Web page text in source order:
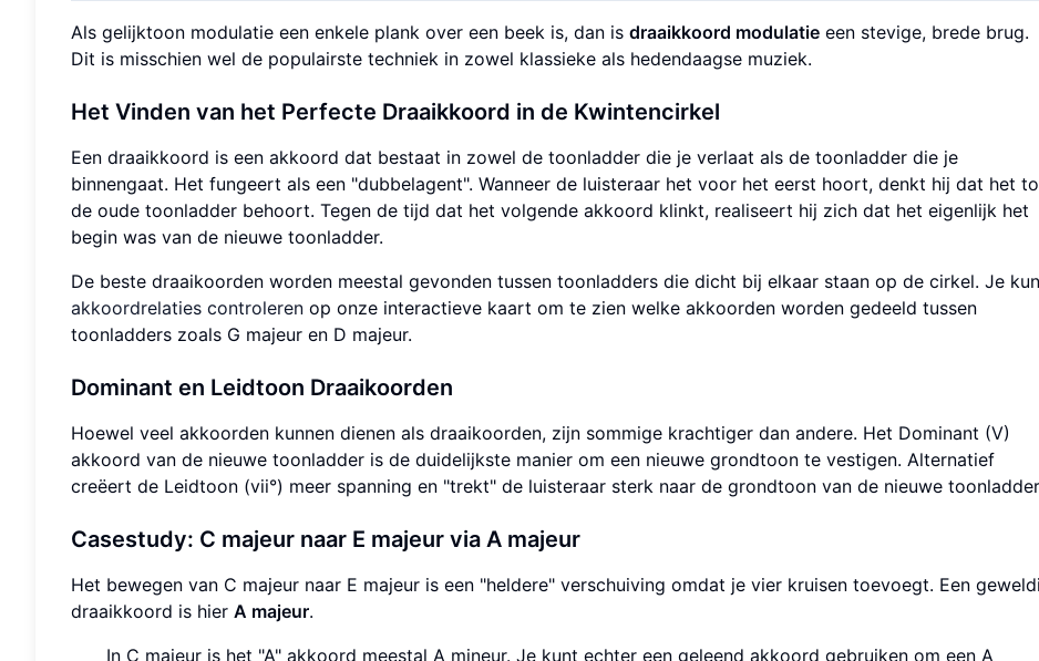
Als gelijktoon modulatie een enkele plank over een beek is, dan is draaikkoord modulatie een stevige, brede brug.
Dit is misschien wel de populairste techniek in zowel klassieke als hedendaagse muziek.
Het Vinden van het Perfecte Draaikkoord in de Kwintencirkel
Een draaikkoord is een akkoord dat bestaat in zowel de toonladder die je verlaat als de toonladder die je
binnengaat. Het fungeert als een "dubbelagent". Wanneer de luisteraar het voor het eerst hoort, denkt hij dat het
de oude toonladder behoort. Tegen de tijd dat het volgende akkoord klinkt, realiseert hij zich dat het eigenlijk het
begin was van de nieuwe toonladder.
De beste draaikoorden worden meestal gevonden tussen toonladders die dicht bij elkaar staan op de cirkel. Je
akkoordrelaties controleren op onze interactieve kaart om te zien welke akkoorden worden gedeeld tussen
toonladders zoals G majeur en D majeur.
Dominant en Leidtoon Draaikoorden
Hoewel veel akkoorden kunnen dienen als draaikoorden, zijn sommige krachtiger dan andere. Het Dominant (V)
akkoord van de nieuwe toonladder is de duidelijkste manier om een nieuwe grondtoon te vestigen. Alternatief
creëert de Leidtoon (vii°) meer spanning en "trekt" de luisteraar sterk naar de grondtoon van de nieuwe
Casestudy: C majeur naar E majeur via A majeur
Het bewegen van C majeur naar E majeur is een "heldere" verschuiving omdat je vier kruisen toevoegt. Een
draaikkoord is hier A majeur.
In C majeur is het "A" akkoord meestal A mineur. Je kunt echter een geleend akkoord gebruiken om een A